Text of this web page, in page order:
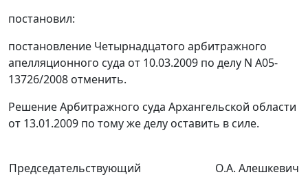
постановил:
постановление Четырнадцатого арбитражного
апелляционного суда от 10.03.2009 по делу N А05-
13726/2008 отменить.
Решение Арбитражного суда Архангельской области
от 13.01.2009 по тому же делу оставить в силе.
Председательствующий
О.А. Алешкевич